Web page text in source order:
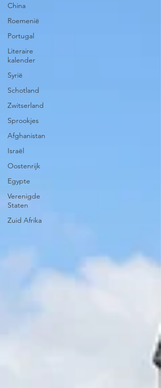
China
Roemenië
Portugal
Literaire
kalender
Syrië
Schotland
Zwitserland
Sprookjes
Afghanistan
Israël
Oostenrijk
Egypte
Verenigde
Staten
Zuid Afrika